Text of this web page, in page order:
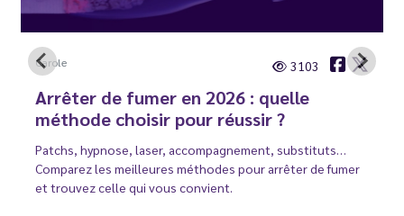
Carole 3103
Arrêter de fumer en 2026 : quelle
méthode choisir pour réussir ?
Patchs, hypnose, laser, accompagnement, substituts…
Comparez les meilleures méthodes pour arrêter de fumer
et trouvez celle qui vous convient.